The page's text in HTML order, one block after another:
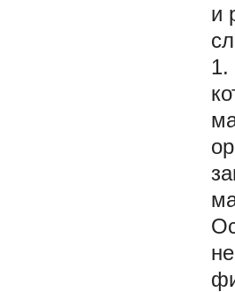
и
1.